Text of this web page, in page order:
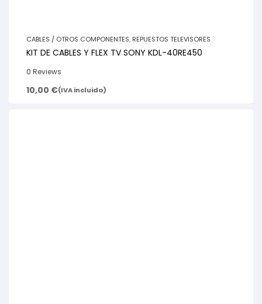
CABLES / OTROS COMPONENTES, REPUESTOS TELEVISORES
KIT DE CABLES Y FLEX TV SONY KDL-40RE450
0 Reviews
10,00 €(IVA incluido)